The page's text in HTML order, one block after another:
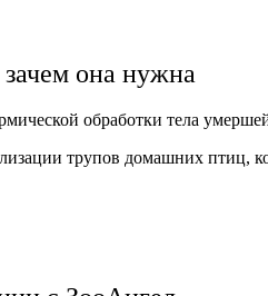
она нужна
обработки тела
трупов домашних птиц,